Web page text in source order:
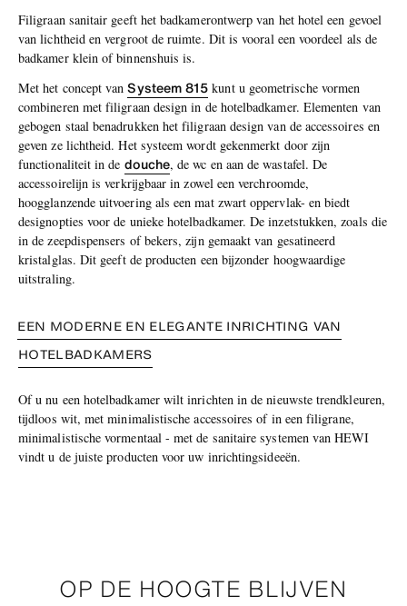
Filigraan sanitair geeft het badkamerontwerp van het hotel een gevoel
van lichtheid en vergroot de ruimte. Dit is vooral een voordeel als de
badkamer klein of binnenshuis is.
Met het concept vanSysteem 815 kunt u geometrische vormen
combineren met filigraan design in de hotelbadkamer. Elementen van
gebogen staal benadrukken het filigraan design van de accessoires en
geven ze lichtheid. Het systeem wordt gekenmerkt door zijn
functionaliteit in de douche, de wc en aan de wastafel. De
accessoirelijn is verkrijgbaar in zowel een verchroomde,
hoogglanzende uitvoering als een mat zwart oppervlak- en biedt
designopties voor de unieke hotelbadkamer. De inzetstukken, zoals die
in de zeepdispensers of bekers, zijn gemaakt van gesatineerd
kristalglas. Dit geeft de producten een bijzonder hoogwaardige
uitstraling.
EEN MODERNE EN ELEGANTE INRICHTING VAN
HOTELBADKAMERS
Of u nu een hotelbadkamer wilt inrichten in de nieuwste trendkleuren,
tijdloos wit, met minimalistische accessoires of in een filigrane,
minimalistische vormentaal - met de sanitaire systemen van HEWI
vindt u de juiste producten voor uw inrichtingsideeën.
OP DE HOOGTE BLIJVEN